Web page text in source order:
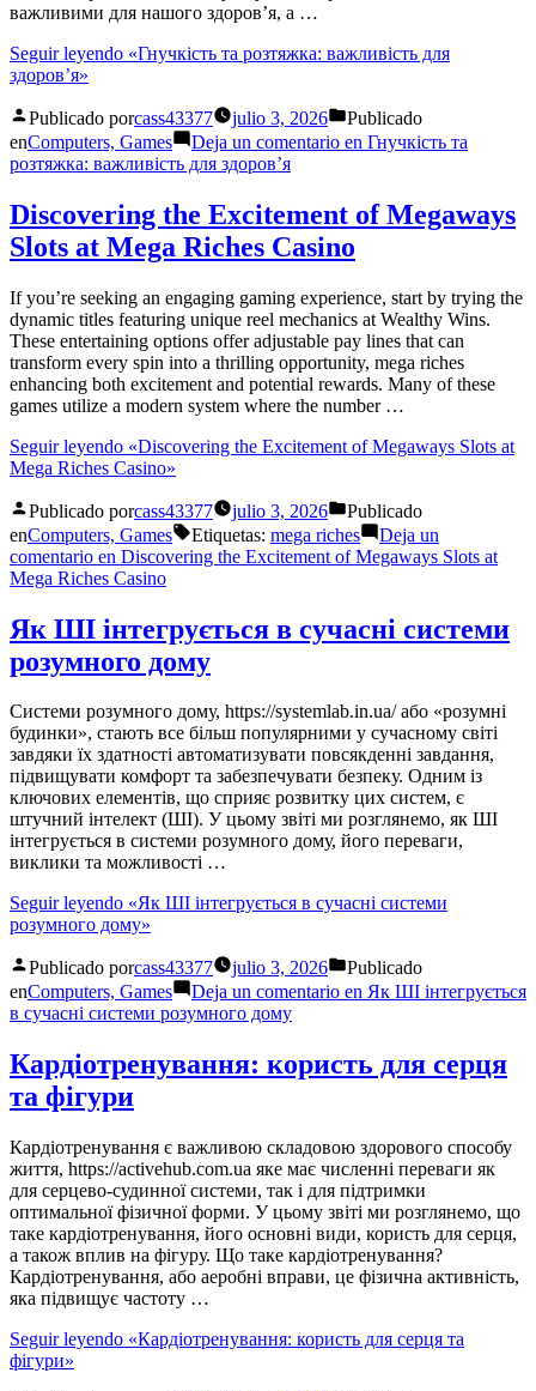
важливими для нашого здоров’я, а …
Seguir leyendo «Гнучкість та розтяжка: важливість для
здоров’я»
Publicado porcass43377 julio 3, 2026
Publicado
enComputers, Games Deja un comentario en Гнучкість та
розтяжка: важливість для здоров’я
Discovering the Excitement of Megaways
Slots at Mega Riches Casino
If you’re seeking an engaging gaming experience, start by trying the
dynamic titles featuring unique reel mechanics at Wealthy Wins.
These entertaining options offer adjustable pay lines that can
transform every spin into a thrilling opportunity, mega riches
enhancing both excitement and potential rewards. Many of these
games utilize a modern system where the number …
Seguir leyendo «Discovering the Excitement of Megaways Slots at
Mega Riches Casino»
Publicado porcass43377 julio 3, 2026
Publicado
enComputers, Games Etiquetas: mega riches
Deja un
comentario en Discovering the Excitement of Megaways Slots at
Mega Riches Casino
Як ШІ інтегрується в сучасні системи
розумного дому
Системи розумного дому, https://systemlab.in.ua/ або «розумні
будинки», стають все більш популярними у сучасному світі
завдяки їх здатності автоматизувати повсякденні завдання,
підвищувати комфорт та забезпечувати безпеку. Одним із
ключових елементів, що сприяє розвитку цих систем, є
штучний інтелект (ШІ). У цьому звіті ми розглянемо, як ШІ
інтегрується в системи розумного дому, його переваги,
виклики та можливості …
Seguir leyendo «Як ШІ інтегрується в сучасні системи
розумного дому»
Publicado porcass43377 julio 3, 2026
Publicado
enComputers, Games Deja un comentario en Як ШІ інтегрується
в сучасні системи розумного дому
Кардіотренування: користь для серця
та фігури
Кардіотренування є важливою складовою здорового способу
життя, https://activehub.com.ua яке має численні переваги як
для серцево-судинної системи, так і для підтримки
оптимальної фізичної форми. У цьому звіті ми розглянемо, що
таке кардіотренування, його основні види, користь для серця,
а також вплив на фігуру. Що таке кардіотренування?
Кардіотренування, або аеробні вправи, це фізична активність,
яка підвищує частоту …
Seguir leyendo «Кардіотренування: користь для серця та
фігури»